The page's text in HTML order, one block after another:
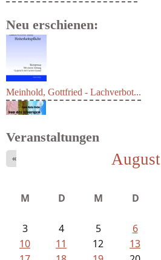
Neu erschienen:
Meinhold, Gottfried - Lachverbot...
Veranstaltungen
August
«
M D M D
3
4 5 6
10
11 12 13